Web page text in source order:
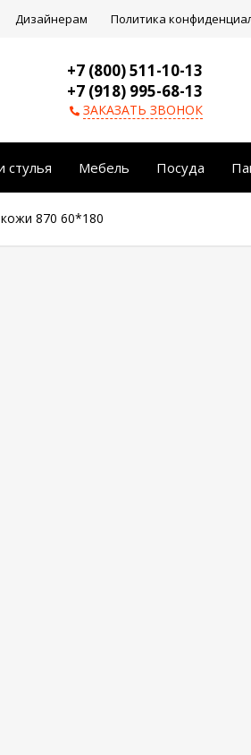
Дизайнерам Политика
+7 (800) 511-10-13
+7 (918) 995-68-13
ЗАКАЗАТЬ ЗВОНОК
стулья Мебель Посуда
870 60*180